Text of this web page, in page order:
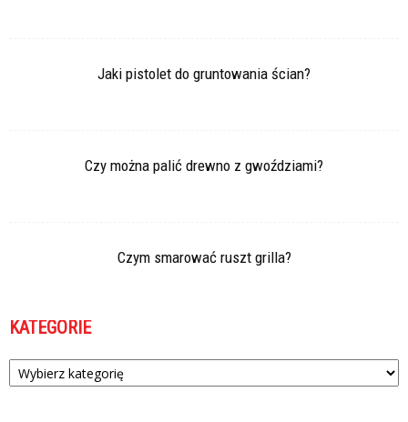
Jaki pistolet do gruntowania ścian?
Czy można palić drewno z gwoździami?
Czym smarować ruszt grilla?
KATEGORIE
Kategorie